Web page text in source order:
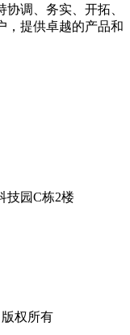
调、务实、开拓、
，提供卓越的产品和
技园C栋2楼
权所有